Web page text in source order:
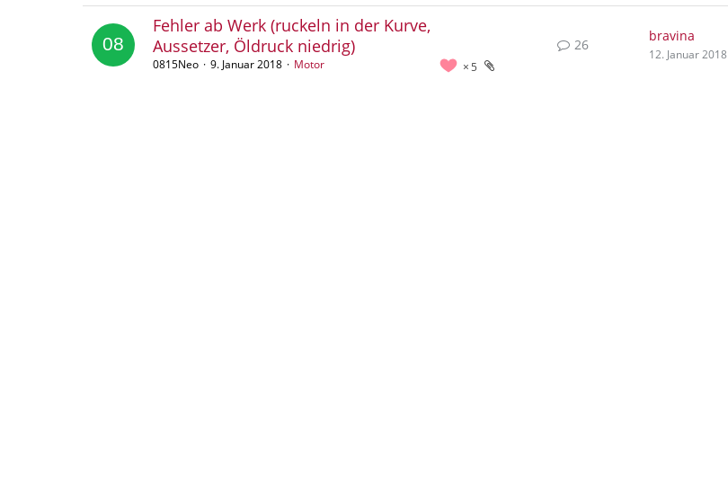
Fehler ab Werk (ruckeln in der Kurve,
Aussetzer, Öldruck niedrig)
5
0815Neo 9. Januar 2018 Motor
26
bravina
12. Januar 2018